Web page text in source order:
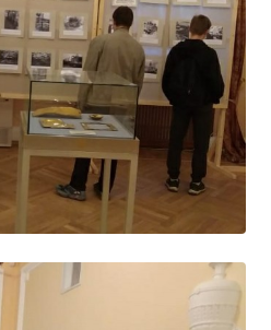
движение
площадка
ОРГАНИЗАЦИИ